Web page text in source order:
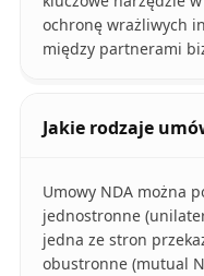
ochronę wrażliwych
między partnerami
Jakie rodzaje
Umowy NDA można
jednostronne
jedna ze stron
obustronne (mutual